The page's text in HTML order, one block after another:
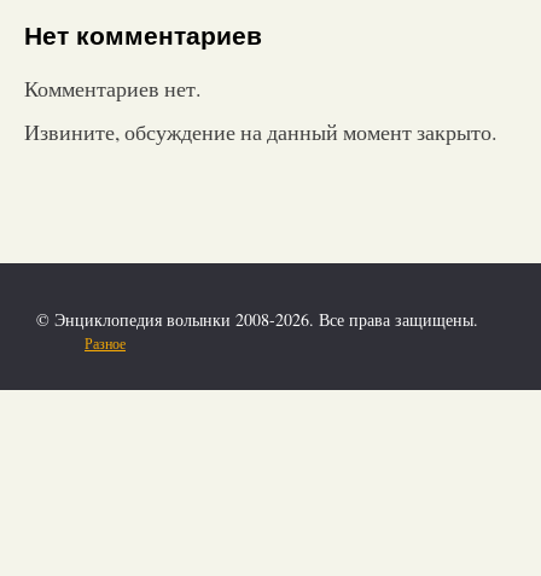
Нет комментариев
Комментариев нет.
Извините, обсуждение на данный момент закрыто.
© Энциклопедия волынки 2008-2026. Все права защищены.
Разное